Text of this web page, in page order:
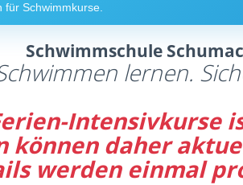
Schwimmkurse.
Schwimmschule
lernen.
Intensivkurse
können daher
werden einmal